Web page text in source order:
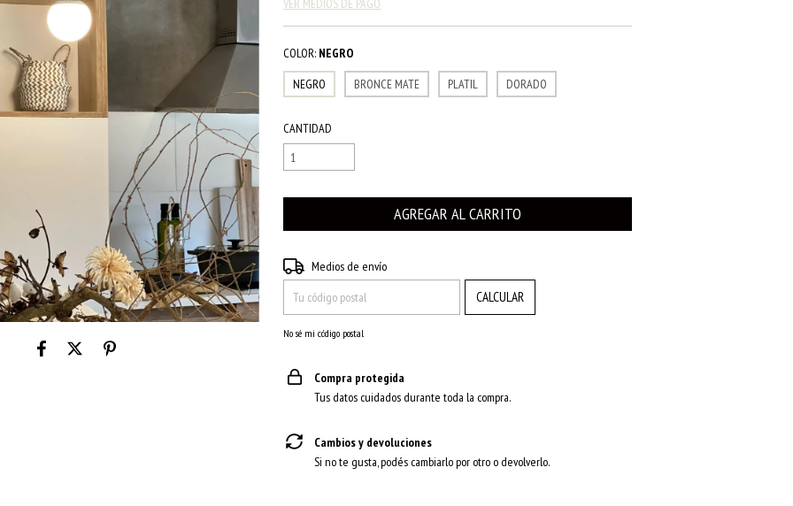
VER MEDIOS DE PAGO
COLOR: NEGRO
NEGRO
BRONCE MATE PLATIL DORADO
CANTIDAD
Entregas para el CP:
Medios de envío
CALCULAR
No sé mi código postal
Compra protegida
Tus datos cuidados durante toda la compra.
Cambios y devoluciones
Si no te gusta, podés cambiarlo por otro o devolverlo.